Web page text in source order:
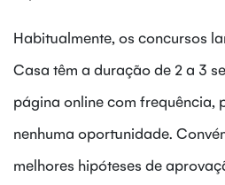
Habitualmente, os concursos
Casa têm a duração de 2 a 3
página online com frequência,
nenhuma oportunidade.
melhores hipóteses de